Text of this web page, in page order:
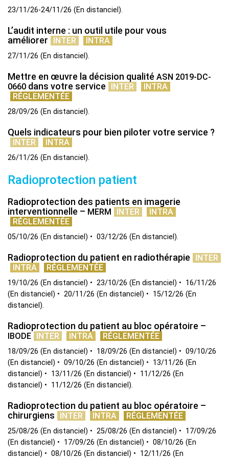
23/11/26-24/11/26 (En distanciel )
L’audit interne : un outil utile pour vous
améliorer
INTER INTRA
27/11/26 (En distanciel )
Mettre en œuvre la décision qualité ASN 2019-​DC-​
0660 dans votre service INTER
INTRA
RÉGLEMENTÉE
28/09/26 (En distanciel )
Quels indicateurs pour bien piloter votre service ?
INTER INTRA
26/11/26 (En distanciel )
Radioprotection patient
Radioprotection des patients en imagerie
interventionnelle – MERM INTER
INTRA
RÉGLEMENTÉE
05/10/26 (En distanciel ) 03/12/26 (En distanciel )
Radioprotection du patient en radiothérapie INTER
INTRA
RÉGLEMENTÉE
19/10/26 (En distanciel ) 23/10/26 (En distanciel )
16/11/26
(En distanciel ) 20/11/26 (En distanciel ) 15/12/26 (En
distanciel )
Radioprotection du patient au bloc opératoire –
IBODE INTER INTRA RÉGLEMENTÉE
18/09/26 (En distanciel ) 18/09/26 (En distanciel )
09/10/26
(En distanciel ) 09/10/26 (En distanciel ) 13/11/26 (En
distanciel ) 13/11/26 (En distanciel ) 11/12/26 (En
distanciel ) 11/12/26 (En distanciel )
Radioprotection du patient au bloc opératoire –
chirurgiens
INTER INTRA RÉGLEMENTÉE
25/08/26 (En distanciel ) 25/08/26 (En distanciel )
17/09/26
(En distanciel ) 17/09/26 (En distanciel ) 08/10/26 (En
distanciel ) 08/10/26 (En distanciel ) 12/11/26 (En